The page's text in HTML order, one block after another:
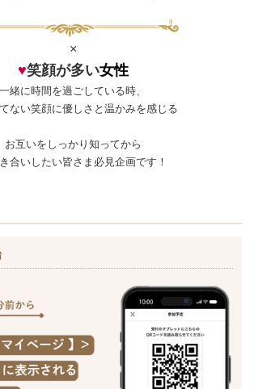
×
♥笑顔が多い女性
一緒に時間を過ごしている時、
ない笑顔に優しさと温かみを感じる
お互いをしっかり知ってから
合いしたい皆さま必見企画です！